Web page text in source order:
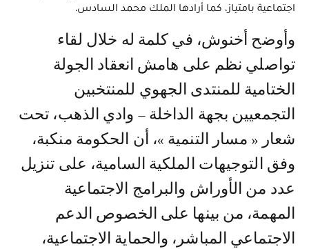
اجتماعية بامتياز، كما أرادها الملك محمد السادس.
وأوضح أخنوش، في كلمة له خلال لقاء
تواصلي نظم على هامش انعقاد الجولة
الختامية للمنتدى الجهوي للمنتخبين
التجمعيين بجهة الداخلة – وادي الذهب، تحت
شعار « مسار التنمية »، أن الحكومة منكبة،
وفق التوجيهات الملكية السامية، على تنزيل
عدد من الأوراش والبرامج الاجتماعية
المهمة، من بينها على الخصوص الدعم
الاجتماعي المباشر، والحماية الاجتماعية،